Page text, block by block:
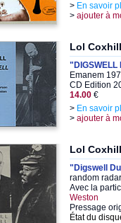
> En savoir
> ajouter à
Lol Coxhill
"DIGSWELL
Emanem
CD Edition
14.00 €
> En savoir
> ajouter à
Lol Coxhill
"Digswell
random
Avec la
Weston
Pressage
État du